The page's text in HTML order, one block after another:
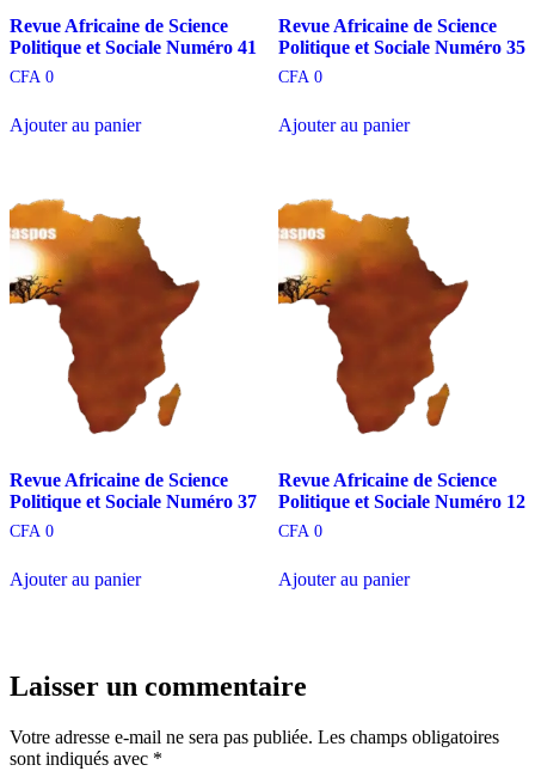
Revue Africaine de Science
Politique et Sociale Numéro 41
CFA 0
Ajouter au panier
Revue Africaine de Science
Politique et Sociale Numéro 35
CFA 0
Ajouter au panier
Revue Africaine de Science
Politique et Sociale Numéro 37
CFA 0
Ajouter au panier
Revue Africaine de Science
Politique et Sociale Numéro 12
CFA 0
Ajouter au panier
Laisser un commentaire
Votre adresse e-mail ne sera pas publiée. Les champs obligatoires
sont indiqués avec *